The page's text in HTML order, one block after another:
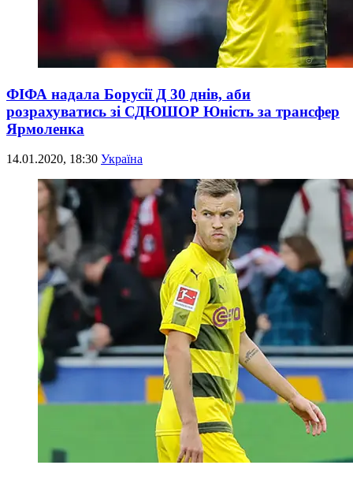
ФІФА надала Борусії Д 30 днів, аби
розрахуватись зі СДЮШОР Юність за трансфер
Ярмоленка
14.01.2020, 18:30 Україна